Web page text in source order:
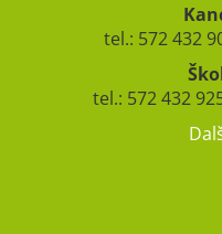
tel.: 572 432
tel.: 572 432